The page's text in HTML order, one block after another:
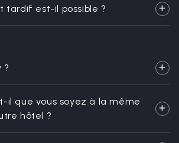
tardif est-il possible ?
?
il que vous soyez à la même
hôtel ?